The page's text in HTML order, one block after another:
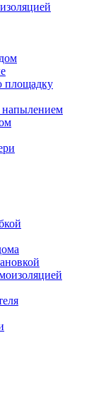
площадку